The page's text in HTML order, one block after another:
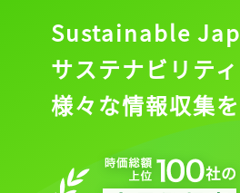
Sustainable
サステナビリテ
様々な情報収集